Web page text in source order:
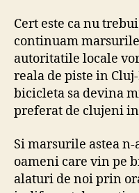
Cert este ca nu
continuam
autoritatile locale
reala de piste in
bicicleta sa devina
preferat de clujeni
Si marsurile astea
oameni care vin pe
alaturi de noi prin